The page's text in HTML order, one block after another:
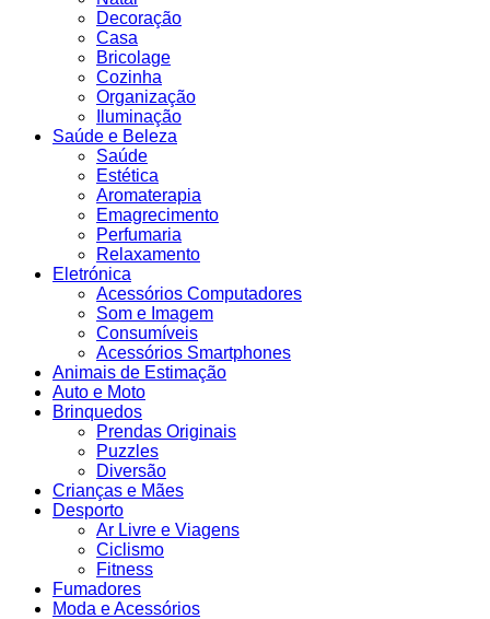
Decoração
Casa
Bricolage
Cozinha
Organização
Iluminação
Saúde e Beleza
Saúde
Estética
Aromaterapia
Emagrecimento
Perfumaria
Relaxamento
Eletrónica
Acessórios Computadores
Som e Imagem
Consumíveis
Acessórios Smartphones
Animais de Estimação
Auto e Moto
Brinquedos
Prendas Originais
Puzzles
Diversão
Crianças e Mães
Desporto
Ar Livre e Viagens
Ciclismo
Fitness
Fumadores
Moda e Acessórios